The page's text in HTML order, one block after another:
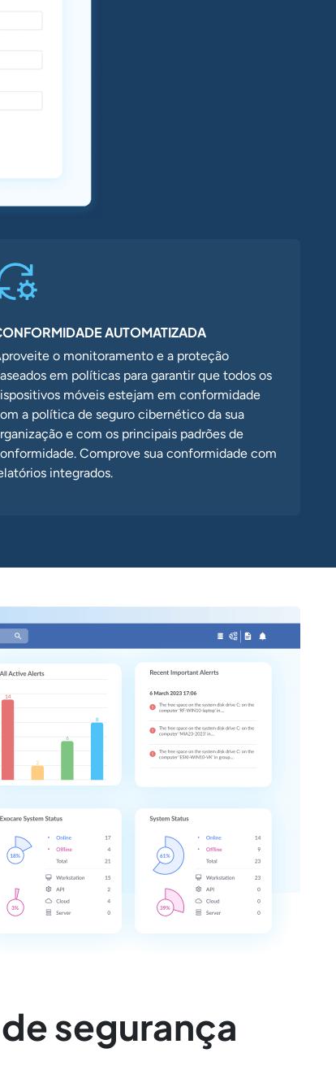
AUTOMATIZADA
o monitoramento e a proteção
em políticas para garantir que todos os
móveis estejam em conformidade
a política de seguro cibernético da sua
e com os principais padrões de
Comprove sua conformidade com
integrados.
segurança